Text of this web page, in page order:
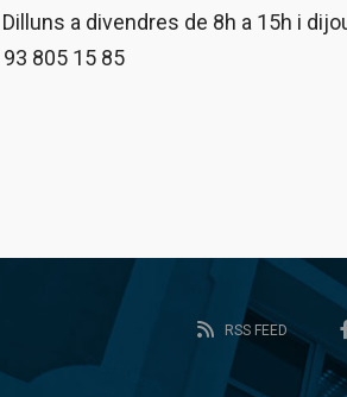
Dilluns a divendres de 8h a 15h i
805 15 85
RSS FEED